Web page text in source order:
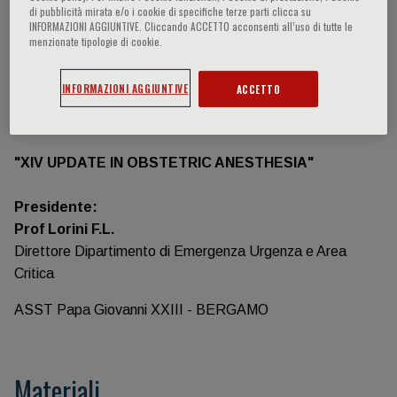
Informazioni sull'evento
"Session 1 - ATTACKING MICROBES/COVID-19 IN
THE DELIVERY ROOM"
"XIV UPDATE IN OBSTETRIC ANESTHESIA"
Presidente:
Prof Lorini F.L.
Direttore Dipartimento di Emergenza Urgenza e Area
Critica
ASST Papa Giovanni XXIII - BERGAMO
di pubblicità mirata e/o i cookie di specifiche terze parti clicca su
INFORMAZIONI AGGIUNTIVE. Cliccando ACCETTO acconsenti all’uso di tutte le
menzionate tipologie di cookie.
INFORMAZIONI AGGIUNTIVE ACCETTO